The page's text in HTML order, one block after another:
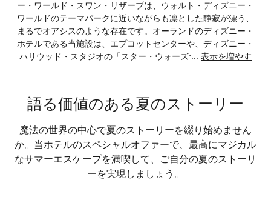
ー・ワールド・スワン・リザーブは、ウォルト・ディズニー・
ワールドのテーマパークに近いながらも凛とした静寂が漂う、
まるでオアシスのような存在です。オーランドのディズニー・
ホテルである当施設は、エプコットセンターや、ディズニー・
ハリウッド・スタジオの「スター・ウォーズ:... 表示を増やす
語る価値のある夏のストーリー
魔法の世界の中心で夏のストーリーを綴り始めません
か。当ホテルのスペシャルオファーで、最高にマジカル
なサマーエスケープを満喫して、ご自分の夏のストーリ
ーを実現しましょう。